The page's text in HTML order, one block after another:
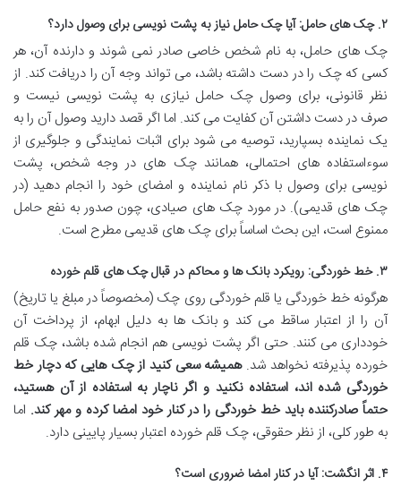
۲. چک های حامل: آیا چک حامل نیاز به پشت نویسی برای وصول دارد؟
چک های حامل، به نام شخص خاصی صادر نمی شوند و دارنده آن، هر
کسی که چک را در دست داشته باشد، می تواند وجه آن را دریافت کند. از
نظر قانونی، برای وصول چک حامل نیازی به پشت نویسی نیست و
صرف در دست داشتن آن کفایت می کند. اما اگر قصد دارید وصول آن را به
یک نماینده بسپارید، توصیه می شود برای اثبات نمایندگی و جلوگیری از
سوءاستفاده های احتمالی، همانند چک های در وجه شخص، پشت
نویسی برای وصول با ذکر نام نماینده و امضای خود را انجام دهید (در
چک های قدیمی). در مورد چک های صیادی، چون صدور به نفع حامل
ممنوع است، این بحث اساساً برای چک های قدیمی مطرح است.
۳. خط خوردگی: رویکرد بانک ها و محاکم در قبال چک های قلم خورده
هرگونه خط خوردگی یا قلم خوردگی روی چک (مخصوصاً در مبلغ یا تاریخ)
آن را از اعتبار ساقط می کند و بانک ها به دلیل ابهام، از پرداخت آن
خودداری می کنند. حتی اگر پشت نویسی هم انجام شده باشد، چک قلم
خورده پذیرفته نخواهد شد.همیشه سعی کنید از چک هایی که دچار خط
خوردگی شده اند، استفاده نکنید و اگر ناچار به استفاده از آن هستید،
حتماً صادرکننده باید خط خوردگی را در کنار خود امضا کرده و مهر کند. اما
به طور کلی، از نظر حقوقی، چک قلم خورده اعتبار بسیار پایینی دارد.
۴. اثر انگشت: آیا در کنار امضا ضروری است؟